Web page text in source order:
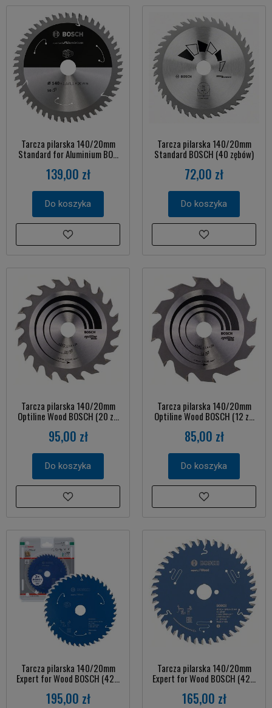
Tarcza pilarska 140/20mm
Standard for Aluminium BO...
139,00 zł
Do koszyka
Tarcza pilarska 140/20mm
Standard BOSCH (40 zębów)
72,00 zł
Do koszyka
Tarcza pilarska 140/20mm
Optiline Wood BOSCH (20 z...
95,00 zł
Do koszyka
Tarcza pilarska 140/20mm
Optiline Wood BOSCH (12 z...
85,00 zł
Do koszyka
Tarcza pilarska 140/20mm
Expert for Wood BOSCH (42...
195,00 zł
Tarcza pilarska 140/20mm
Expert for Wood BOSCH (42...
165,00 zł